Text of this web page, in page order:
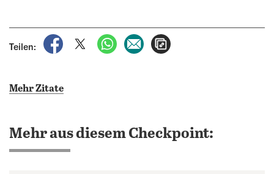
Teilen:
auf Facebook teilen
auf X teilenper WhatsApp teilen
per E-Mail teilen
Mehr Zitate
Mehr aus diesem Checkpoint: